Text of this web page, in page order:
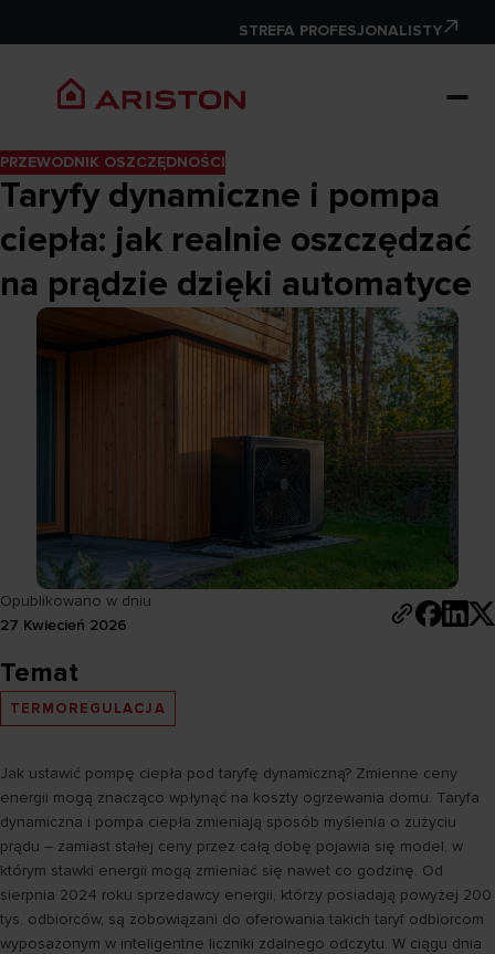
STREFA PROFESJONALISTY
PRZEWODNIK OSZCZĘDNOŚCI
Taryfy dynamiczne i pompa
ciepła: jak realnie oszczędzać
na prądzie dzięki automatyce
Opublikowano w dniu
27 Kwiecień 2026
Temat
TERMOREGULACJA
Jak ustawić pompę ciepła pod taryfę dynamiczną? Zmienne ceny
energii mogą znacząco wpłynąć na koszty ogrzewania domu. Taryfa
dynamiczna i pompa ciepła zmieniają sposób myślenia o zużyciu
prądu – zamiast stałej ceny przez całą dobę pojawia się model, w
którym stawki energii mogą zmieniać się nawet co godzinę. Od
sierpnia 2024 roku sprzedawcy energii, którzy posiadają powyżej 200
tys. odbiorców, są zobowiązani do oferowania takich taryf odbiorcom
wyposażonym w inteligentne liczniki zdalnego odczytu. W ciągu dnia